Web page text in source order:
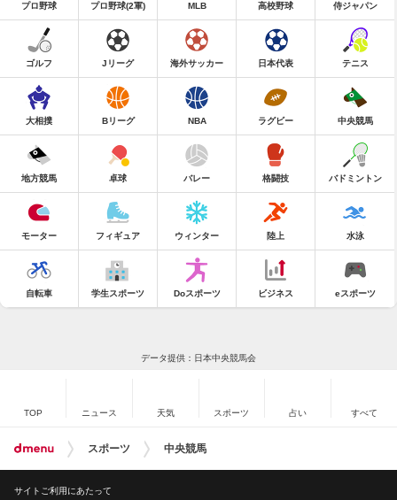
プロ野球 プロ野球(2軍) MLB 高校野球 侍ジャパン
ゴルフ Jリーグ 海外サッカー 日本代表 テニス
大相撲 Bリーグ NBA ラグビー 中央競馬
地方競馬 卓球 バレー 格闘技 バドミントン
モーター フィギュア ウィンター 陸上 水泳
自転車 学生スポーツ Doスポーツ ビジネス eスポーツ
データ提供：日本中央競馬会
TOP ニュース 天気 スポーツ 占い すべて
スポーツ 中央競馬
サイトご利用にあたって